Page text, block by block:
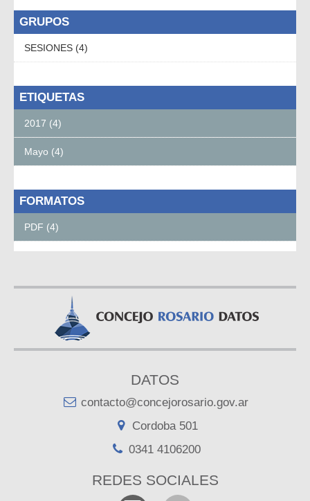
GRUPOS
SESIONES (4)
ETIQUETAS
2017 (4)
Mayo (4)
FORMATOS
PDF (4)
DATOS
contacto@concejorosario.gov.ar
Cordoba 501
0341 4106200
REDES SOCIALES